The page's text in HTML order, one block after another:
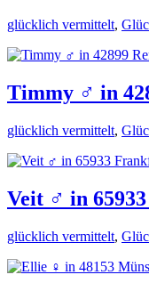
glücklich vermittelt,
Timmy ♂️ in
glücklich vermittelt,
Veit ♂️ in
glücklich vermittelt,